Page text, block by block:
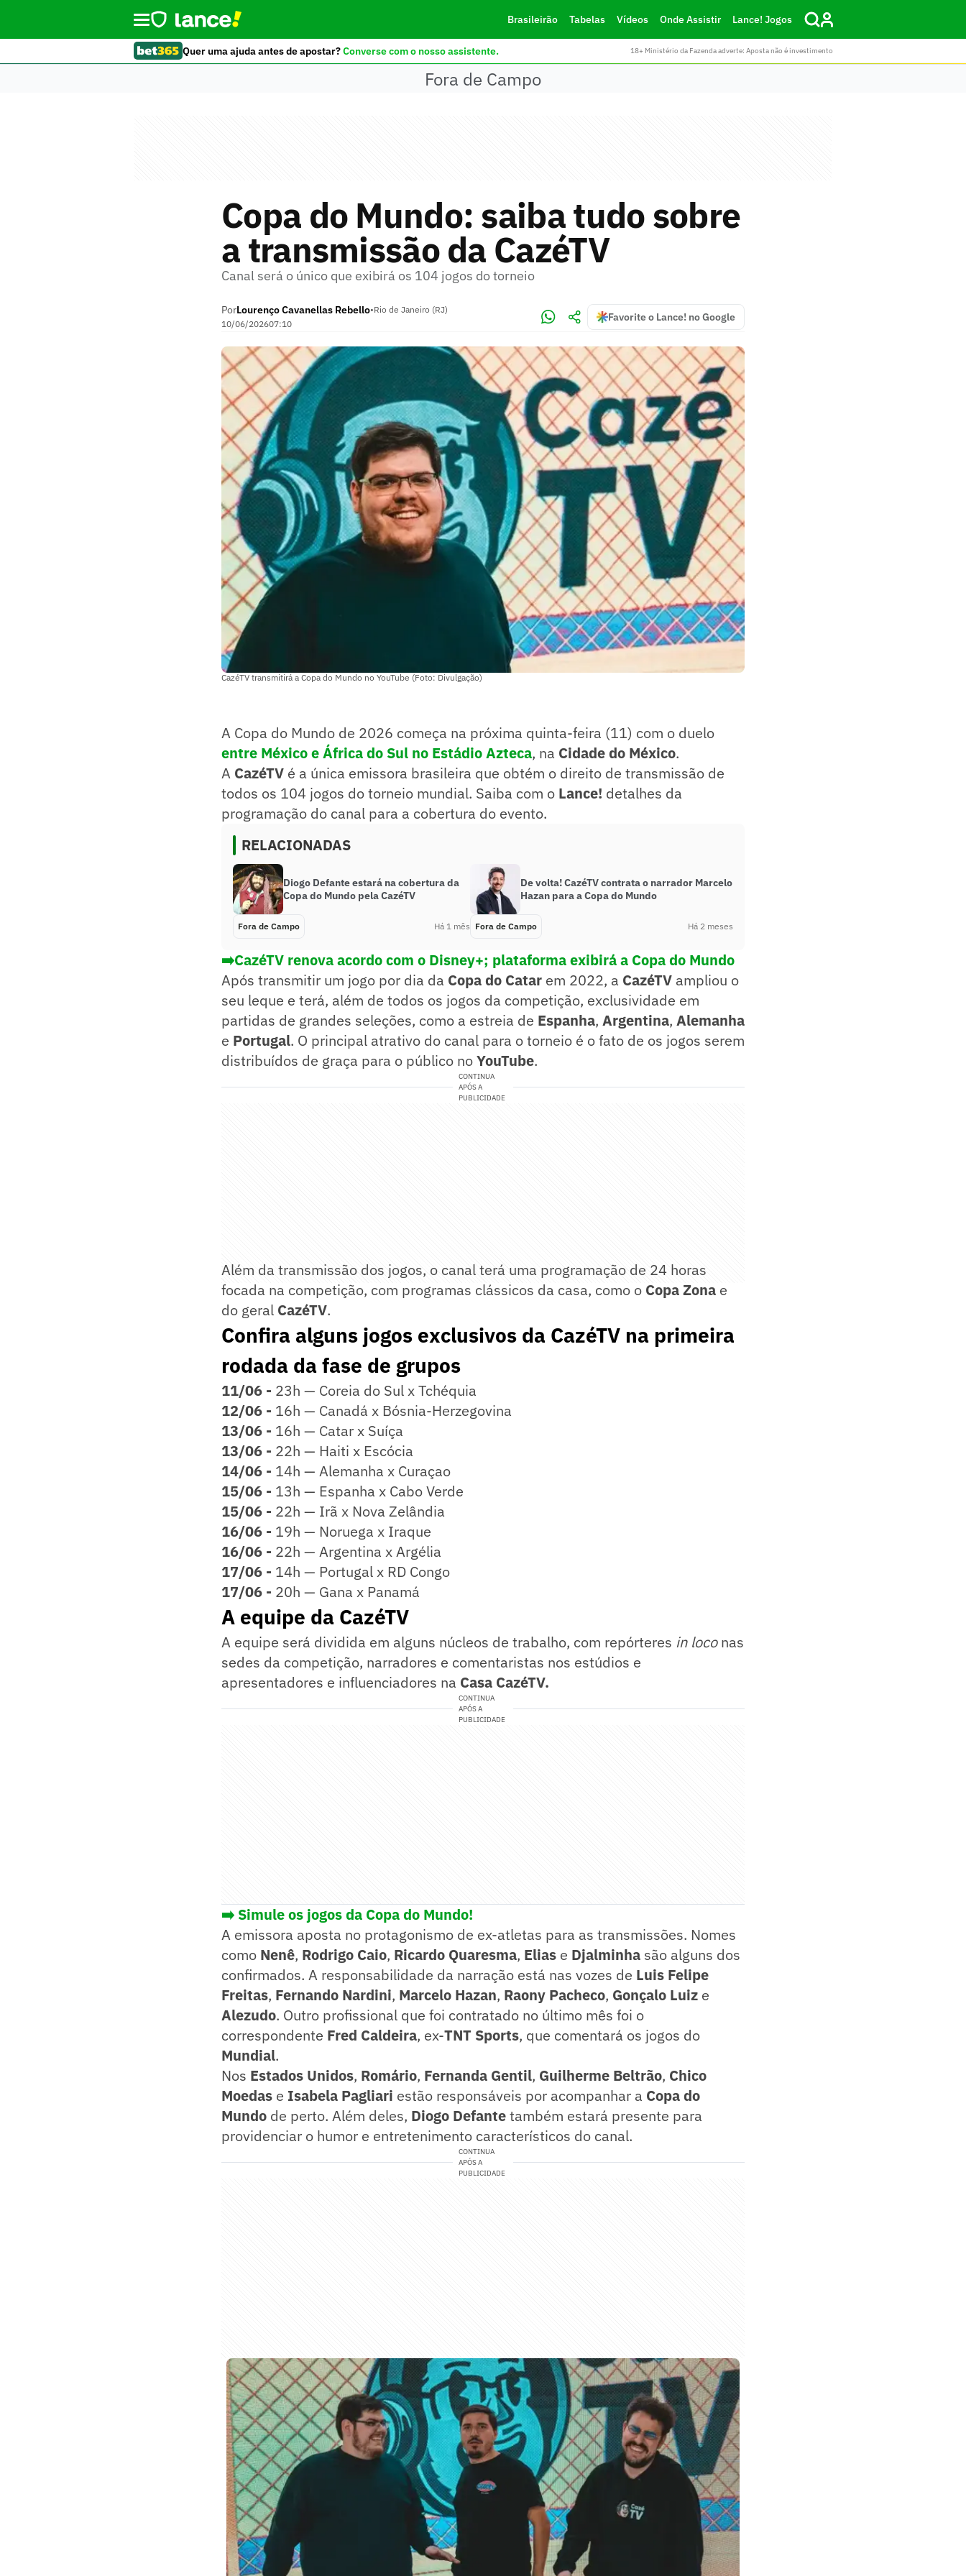
Brasileirão Tabelas Vídeos Onde Assistir Lance! Jogos
Quer uma ajuda antes de apostar?Converse com o nosso assistente. 18+ Ministério da Fazenda adverte: Aposta não é investimento
Fora de Campo
Copa do Mundo: saiba tudo sobre
a transmissão da CazéTV
Canal será o único que exibirá os 104 jogos do torneio
PorLourenço Cavanellas Rebello•Rio de Janeiro (RJ)
10/06/202607:10
Favorite o Lance! no Google
CazéTV transmitirá a Copa do Mundo no YouTube (Foto: Divulgação)
A Copa do Mundo de 2026 começa na próxima quinta-feira (11) com o duelo
entre México e África do Sul no Estádio Azteca, na Cidade do México.
A CazéTV é a única emissora brasileira que obtém o direito de transmissão de
todos os 104 jogos do torneio mundial. Saiba com o Lance! detalhes da
programação do canal para a cobertura do evento.
RELACIONADAS
Diogo Defante estará na cobertura da
Copa do Mundo pela CazéTV
Fora de Campo Há 1 mês
De volta! CazéTV contrata o narrador Marcelo
Hazan para a Copa do Mundo
Fora de Campo Há 2 meses
➡️CazéTV renova acordo com o Disney+; plataforma exibirá a Copa do Mundo
Após transmitir um jogo por dia da Copa do Catar em 2022, a CazéTV ampliou o
seu leque e terá, além de todos os jogos da competição, exclusividade em
partidas de grandes seleções, como a estreia de Espanha, Argentina, Alemanha
e Portugal. O principal atrativo do canal para o torneio é o fato de os jogos serem
distribuídos de graça para o público noYouTube.
CONTINUA
APÓS A
PUBLICIDADE
Além da transmissão dos jogos, o canal terá uma programação de 24 horas
focada na competição, com programas clássicos da casa, como o Copa Zona e
do geral CazéTV.
Confira alguns jogos exclusivos da CazéTV na primeira
rodada da fase de grupos
11/06 - 23h — Coreia do Sul x Tchéquia
12/06 - 16h — Canadá x Bósnia-Herzegovina
13/06 - 16h — Catar x Suíça
13/06 - 22h — Haiti x Escócia
14/06 - 14h — Alemanha x Curaçao
15/06 - 13h — Espanha x Cabo Verde
15/06 - 22h — Irã x Nova Zelândia
16/06 - 19h — Noruega x Iraque
16/06 - 22h — Argentina x Argélia
17/06 - 14h — Portugal x RD Congo
17/06 - 20h — Gana x Panamá
A equipe da CazéTV
A equipe será dividida em alguns núcleos de trabalho, com repórteres in loconas
sedes da competição, narradores e comentaristas nos estúdios e
apresentadores e influenciadores na Casa CazéTV.
CONTINUA
APÓS A
PUBLICIDADE
➡️ Simule os jogos da Copa do Mundo!
A emissora aposta no protagonismo de ex-atletas para as transmissões. Nomes
como Nenê, Rodrigo Caio, Ricardo Quaresma, Elias e Djalminha são alguns dos
confirmados. A responsabilidade da narração está nas vozes de Luis Felipe
Freitas, Fernando Nardini, Marcelo Hazan, Raony Pacheco, Gonçalo Luiz e
Alezudo. Outro profissional que foi contratado no último mês foi o
correspondente Fred Caldeira, ex-TNT Sports, que comentará os jogos do
Mundial.
Nos Estados Unidos, Romário, Fernanda Gentil, Guilherme Beltrão, Chico
Moedas e Isabela Pagliari estão responsáveis por acompanhar a Copa do
Mundo de perto. Além deles, Diogo Defantetambém estará presente para
providenciar o humor e entretenimento característicos do canal.
CONTINUA
APÓS A
PUBLICIDADE